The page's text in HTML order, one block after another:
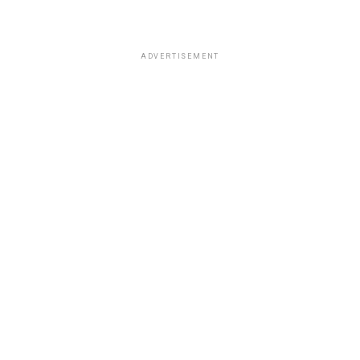
ADVERTISEMENT